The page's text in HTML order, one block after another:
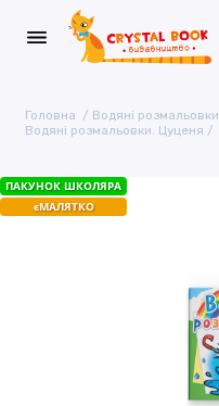
Головна Водяні розмальовки
Водяні розмальовки. Цуценя
ПАКУНОК ШКОЛЯРА
єМАЛЯТКО